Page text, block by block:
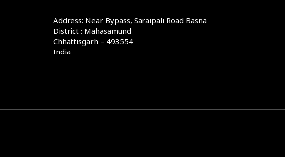
Address: Near Bypass, Saraipali Road Basna
District : Mahasamund
Chhattisgarh – 493554
India